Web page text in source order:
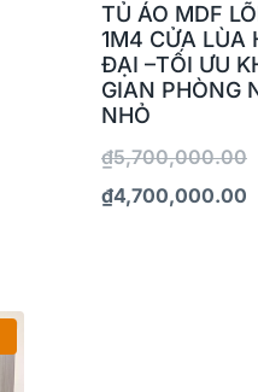
TỦ ÁO MDF
1M4 CỬA LÙA
ĐẠI –TỐI ƯU
GIAN PHÒNG
NHỎ
₫5,700,000.00
₫4,700,000.00